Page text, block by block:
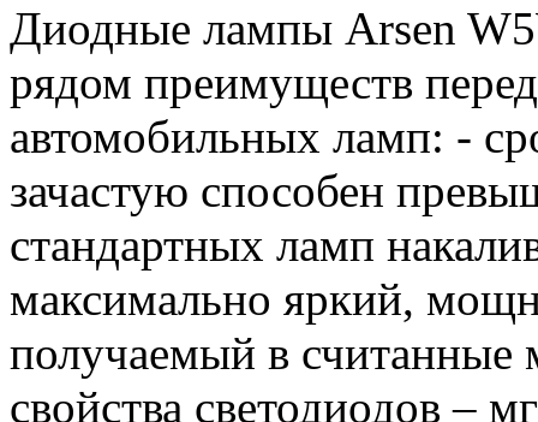
Диодные лампы Arsen
рядом преимуществ
автомобильных ламп: -
зачастую способен
стандартных ламп
максимально яркий,
получаемый в считанные
свойства светодиодов –